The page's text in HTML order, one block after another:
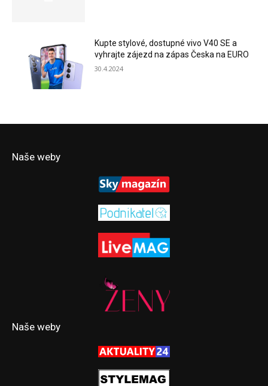
Kupte stylové, dostupné vivo V40 SE a
vyhrajte zájezd na zápas Česka na EURO
30.4.2024
Naše weby
Naše weby